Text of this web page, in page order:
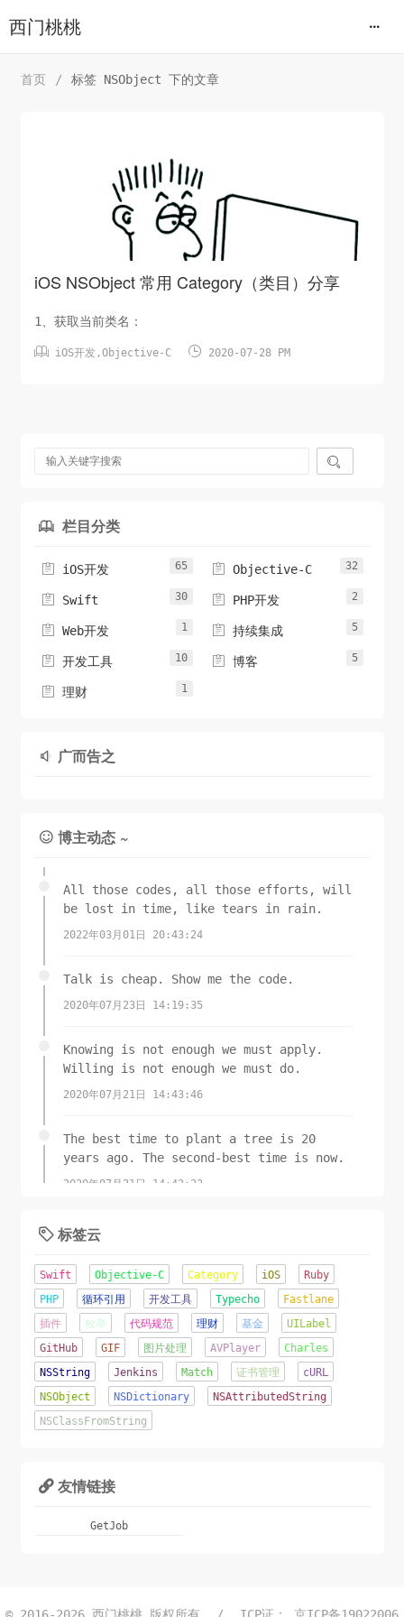
西门桃桃
首页 / 标签 NSObject 下的文章
iOS NSObject 常用 Category（类目）分享
1、获取当前类名：
 iOS开发,Objective-C  2020-07-28 PM

 栏目分类
 iOS开发 65  Objective-C 32
 Swift 30  PHP开发 2
 Web开发 1  持续集成 5
 开发工具 10  博客 5
 理财 1
 广而告之
 博主动态 ~
All those codes, all those efforts, will
be lost in time, like tears in rain.
2022年03月01日 20:43:24
Talk is cheap. Show me the code.
2020年07月23日 14:19:35
Knowing is not enough we must apply.
Willing is not enough we must do.
2020年07月21日 14:43:46
The best time to plant a tree is 20
years ago. The second-best time is now.
2020年07月21日 14:42:22
 标签云
Swift Objective-C Category iOS
Ruby
PHP
循环引用 开发工具 Typecho
Fastlane
插件
枚举 代码规范 理财 基金
UILabel
GitHub
GIF 图片处理 AVPlayer
Charles
NSString
Jenkins Match 证书管理
cURL
NSObject
NSDictionary
NSAttributedString
NSClassFromString
 友情链接
GetJob